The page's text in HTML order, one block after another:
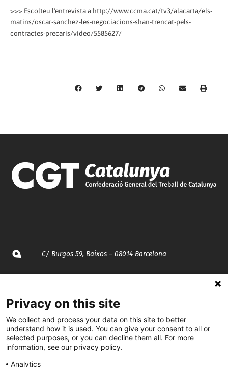
>>> Escolteu l'entrevista a http://www.ccma.cat/tv3/alacarta/els-
matins/oscar-sanchez-les-negociacions-shan-trencat-pels-
contractes-precaris/video/5585627/
C/ Burgos 59, Baixos – 08014 Barcelona
935 120 481
@CGTCatalunya
Privacy on this site
We collect and process your data on this site to better
understand how it is used. You can give your consent to all or
selected purposes, or you can decline them all. For more
information, see our privacy policy.
Analytics